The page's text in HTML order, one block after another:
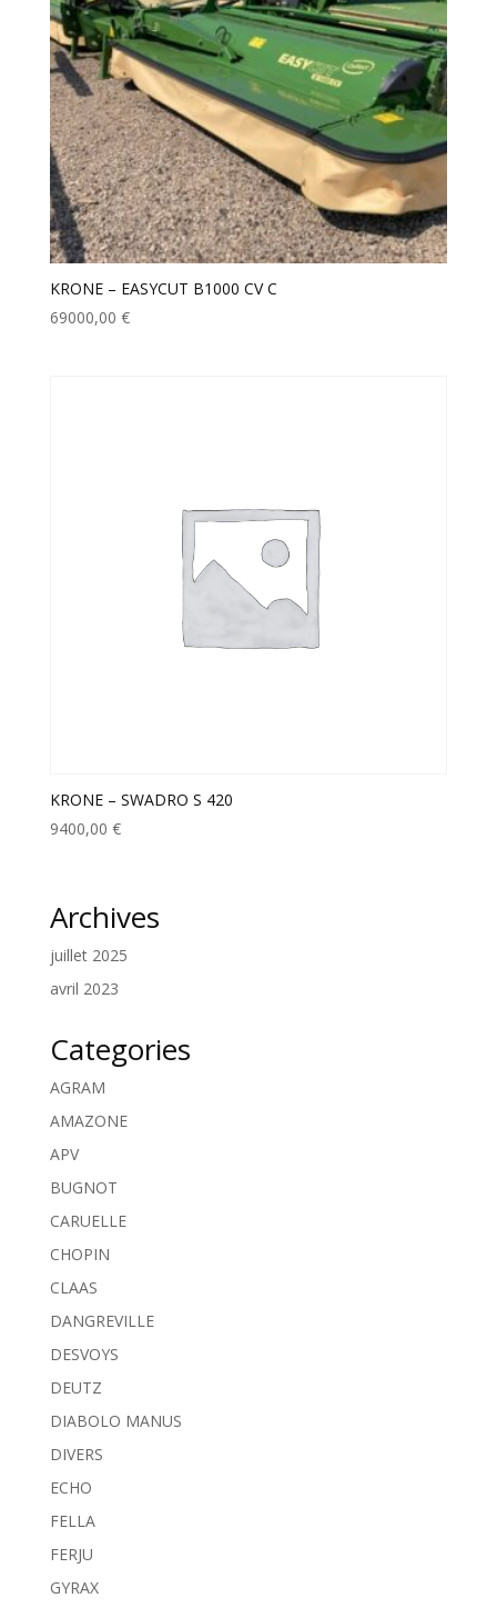
KRONE – EASYCUT B1000 CV C
69000,00 €
KRONE – SWADRO S 420
9400,00 €
Archives
juillet 2025
avril 2023
Categories
AGRAM
AMAZONE
APV
BUGNOT
CARUELLE
CHOPIN
CLAAS
DANGREVILLE
DESVOYS
DEUTZ
DIABOLO MANUS
DIVERS
ECHO
FELLA
FERJU
GYRAX